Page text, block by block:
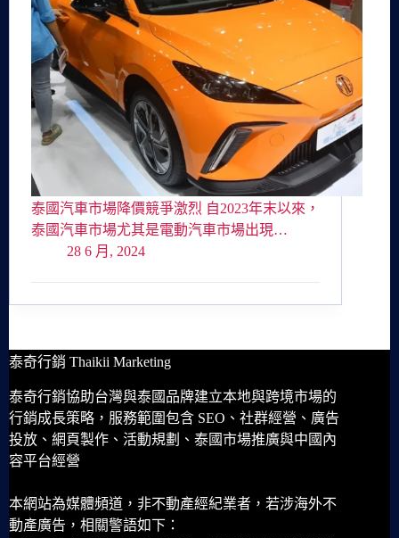
泰國汽車市場降價競爭激烈 自2023年末以來，
泰國汽車市場尤其是電動汽車市場出現…
28 6 月, 2024
泰奇行銷 Thaikii Marketing
泰奇行銷協助台灣與泰國品牌建立本地與跨境市場的
行銷成長策略，服務範圍包含 SEO、社群經營、廣告
投放、網頁製作、活動規劃、泰國市場推廣與中國內
容平台經營
本網站為媒體頻道，非不動產經紀業者，若涉海外不
動產廣告，相關警語如下：